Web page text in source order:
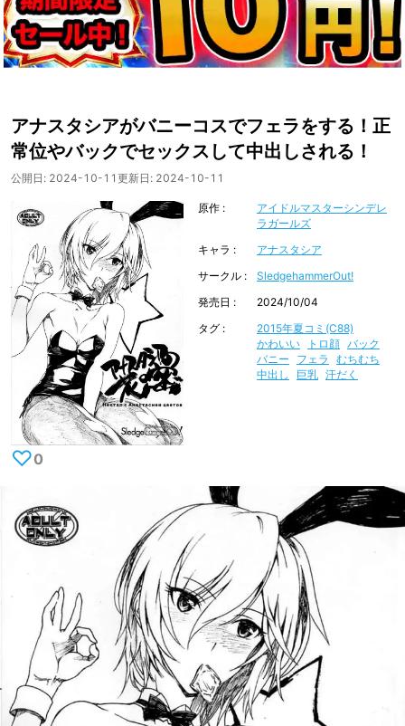
アナスタシアがバニーコスでフェラをする！正
常位やバックでセックスして中出しされる！
公開日: 2024-10-11 更新日: 2024-10-11
原作
アイドルマスターシンデレ
ラガールズ
キャラ
アナスタシア
サークル
SledgehammerOut!
発売日
2024/10/04
タグ
2015年夏コミ(C88)
かわいい
トロ顔 バック
バニー
フェラ
むちむち
中出し
巨乳 汗だく
♡0